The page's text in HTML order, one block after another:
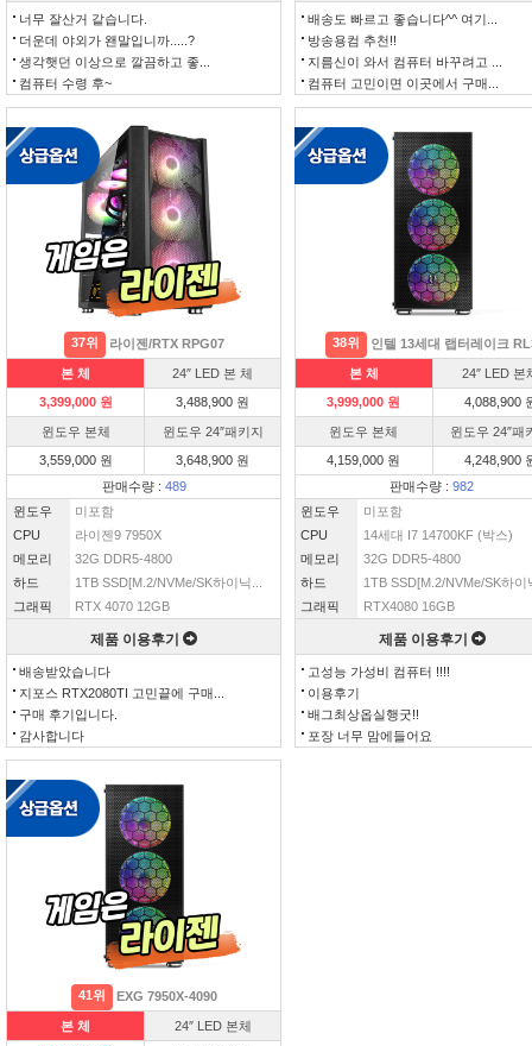
너무 잘산거 같습니다.
더운데 야외가 왠말입니까.....?
생각햇던 이상으로 깔끔하고 좋...
컴퓨터 수령 후~
배송도 빠르고 좋습니다^^ 여기...
방송용컴 추천!!
지름신이 와서 컴퓨터 바꾸려고 ...
컴퓨터 고민이면 이곳에서 구매...
37위 라이젠/RTX RPG07
본 체
24″ LED 본 체
3,399,000 원
3,488,900 원
윈도우 본체
윈도우 24″패키지
3,559,000 원
3,648,900 원
판매수량 : 489
윈도우
미포함
CPU
라이젠9 7950X
메모리
32G DDR5-4800
하드
1TB SSD[M.2/NVMe/SK하이닉...
그래픽
RTX 4070 12GB
제품 이용후기
배송받았습니다
지포스 RTX2080TI 고민끝에 구매...
구매 후기입니다.
감사합니다
38위 인텔 13세대 랩터레이크
본 체
24″ LED 본
3,999,000 원
4,088,900
윈도우 본체
윈도우 24″패
4,159,000 원
4,248,900
판매수량 : 982
윈도우
미포함
CPU
14세대 I7 14700KF (박스)
메모리
32G DDR5-4800
하드
1TB SSD[M.2/NVMe/SK하이
그래픽
RTX4080 16GB
제품 이용후기
고성능 가성비 컴퓨터 !!!!
이용후기
배그최상옵실행굿!!
포장 너무 맘에들어요
41위 EXG 7950X-4090
본 체
24″ LED 본체